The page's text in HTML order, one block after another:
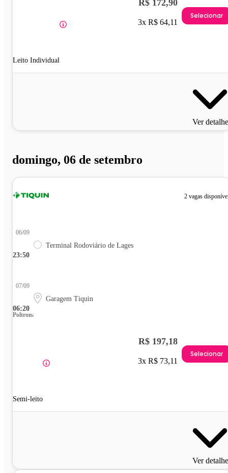
Leito Individual
R$ 172,90
3x R$ 64,11
Selecionar
Ver
domingo, 06 de setembro
2 vagas
23:50
06/09
Terminal Rodoviário de Lages
06:20
07/09
Garagem Tiquin
Poltrona
Semi-leito
R$ 197,18
3x R$ 73,11
Selecionar
Ver